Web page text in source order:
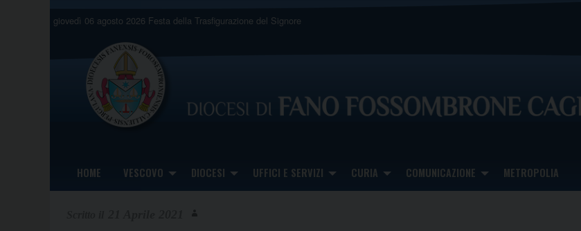
giovedì 06 agosto 2026 Festa della Trasfigurazione del Signore
HOME VESCOVO DIOCESI UFFICI E SERVIZI CURIA COMUNICAZIONE METROPOLIA